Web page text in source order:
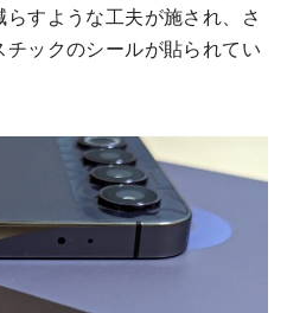
すような工夫が施され、さ
ックのシールが貼られてい